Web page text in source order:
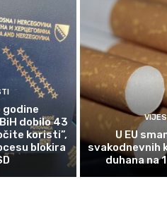
godine
dobilo 43
koristi”,
blokira
U EU
svakodnevnih
duhana na